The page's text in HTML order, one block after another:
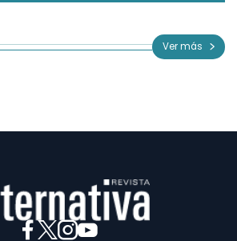
Ver más